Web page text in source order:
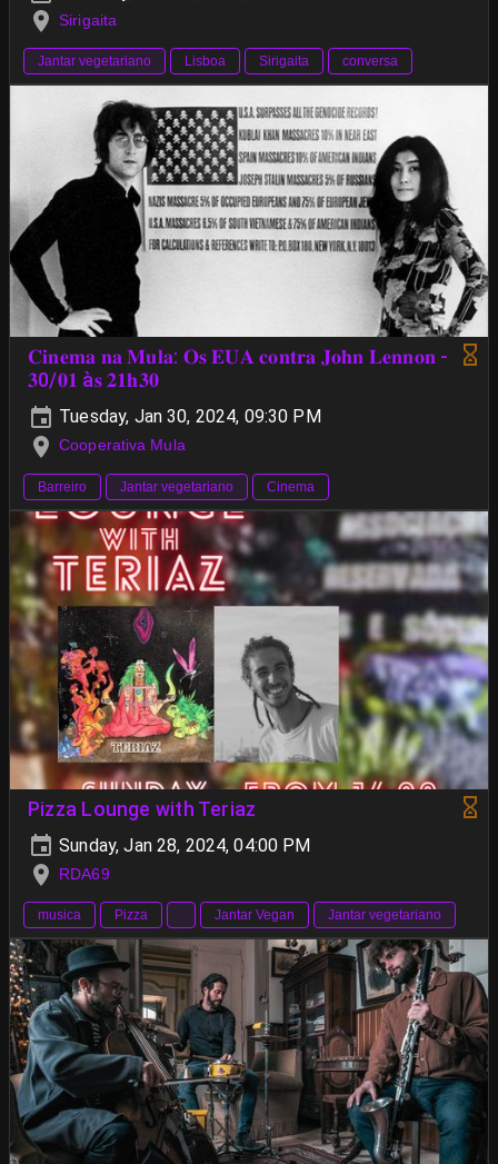
Sirigaita
Jantar vegetariano Lisboa Sirigaita conversa
𝐂𝐢𝐧𝐞𝐦𝐚 𝐧𝐚 𝐌𝐮𝐥𝐚: 𝐎𝐬 𝐄𝐔𝐀 𝐜𝐨𝐧𝐭𝐫𝐚 𝐉𝐨𝐡𝐧 𝐋𝐞𝐧𝐧𝐨𝐧 -
𝟑0/𝟎𝟏 à𝐬 𝟐𝟏𝐡𝟑𝟎
Tuesday, Jan 30, 2024, 09:30 PM
Cooperativa Mula
Barreiro Jantar vegetariano Cinema
Pizza Lounge with Teriaz
Sunday, Jan 28, 2024, 04:00 PM
RDA69
musica Pizza Jantar Vegan Jantar vegetariano